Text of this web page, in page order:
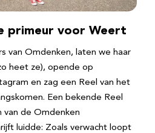
primeur voor Weert
van Omdenken, laten we haar
heet ze), opende op
en zag een Reel van het
Een bekende Reel
van de Omdenken
luidde: Zoals verwacht loopt